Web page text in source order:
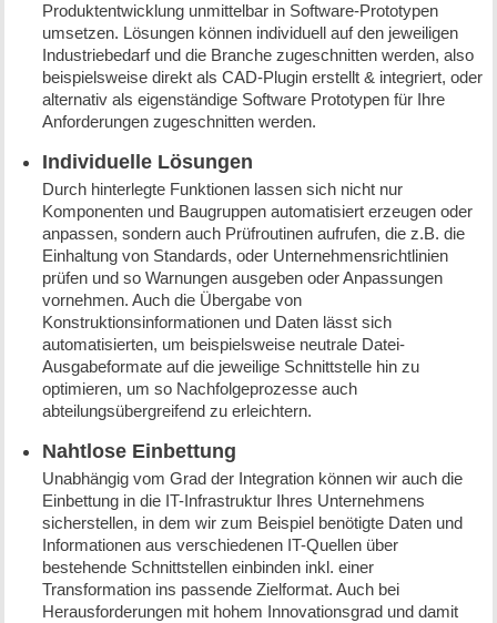
Produktentwicklung unmittelbar in Software-Prototypen
umsetzen. Lösungen können individuell auf den jeweiligen
Industriebedarf und die Branche zugeschnitten werden, also
beispielsweise direkt als CAD-Plugin erstellt & integriert, oder
alternativ als eigenständige Software Prototypen für Ihre
Anforderungen zugeschnitten werden.
Individuelle Lösungen
Durch hinterlegte Funktionen lassen sich nicht nur
Komponenten und Baugruppen automatisiert erzeugen oder
anpassen, sondern auch Prüfroutinen aufrufen, die z.B. die
Einhaltung von Standards, oder Unternehmensrichtlinien
prüfen und so Warnungen ausgeben oder Anpassungen
vornehmen. Auch die Übergabe von
Konstruktionsinformationen und Daten lässt sich
automatisierten, um beispielsweise neutrale Datei-
Ausgabeformate auf die jeweilige Schnittstelle hin zu
optimieren, um so Nachfolgeprozesse auch
abteilungsübergreifend zu erleichtern.
Nahtlose Einbettung
Unabhängig vom Grad der Integration können wir auch die
Einbettung in die IT-Infrastruktur Ihres Unternehmens
sicherstellen, in dem wir zum Beispiel benötigte Daten und
Informationen aus verschiedenen IT-Quellen über
bestehende Schnittstellen einbinden inkl. einer
Transformation ins passende Zielformat. Auch bei
Herausforderungen mit hohem Innovationsgrad und damit